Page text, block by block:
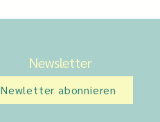
Newletter abonnieren
Newsletter